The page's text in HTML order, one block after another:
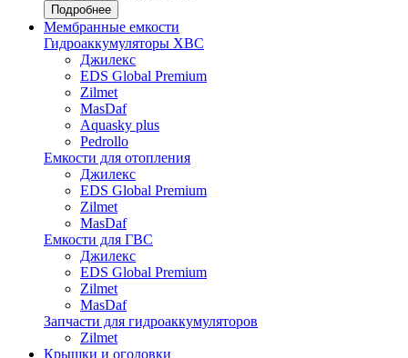
Подробнее
Мембранные емкости
Гидроаккумуляторы ХВС
Джилекс
EDS Global Premium
Zilmet
MasDaf
Aquasky plus
Pedrollo
Емкости для отопления
Джилекс
EDS Global Premium
Zilmet
MasDaf
Емкости для ГВС
Джилекс
EDS Global Premium
Zilmet
MasDaf
Запчасти для гидроаккумуляторов
Zilmet
Крышки и оголовки